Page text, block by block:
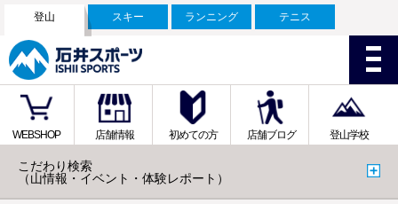
登山 スキー ランニング テニス
WEBSHOP 店舗情報 初めての方 店舗ブログ 登山学校
こだわり検索
（山情報・イベント・体験レポート）